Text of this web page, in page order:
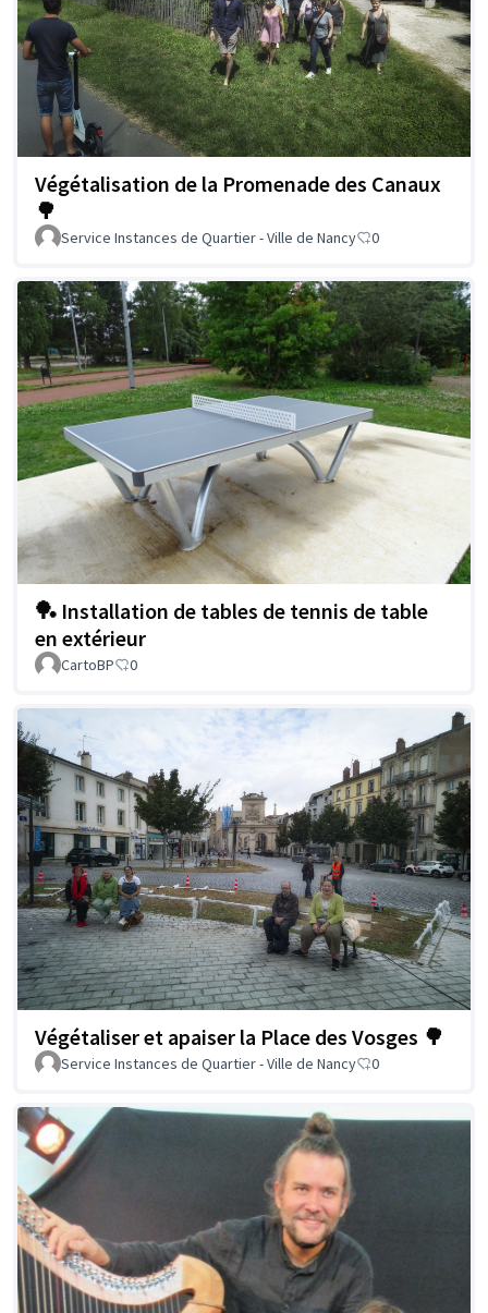
Végétalisation de la Promenade des Canaux
🌳
Service Instances de Quartier - Ville de Nancy 0
🏓 Installation de tables de tennis de table
en extérieur
CartoBP 0
Végétaliser et apaiser la Place des Vosges 🌳
Service Instances de Quartier - Ville de Nancy 0